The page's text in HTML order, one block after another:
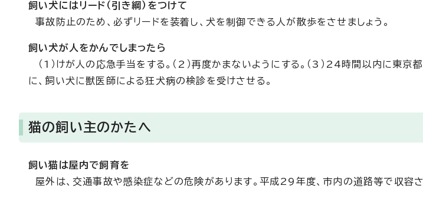
飼い犬にはリード（引き綱）をつけて
事故防止のため、必ずリードを装着し、犬を制御できる人が散歩をさせましょう。
飼い犬が人をかんでしまったら
（1）けが人の応急手当をする。（2）再度かまないようにする。（3）24時間以内に
に、飼い犬に獣医師による狂犬病の検診を受けさせる。
猫の飼い主のかたへ
飼い猫は屋内で飼育を
屋外は、交通事故や感染症などの危険があります。平成29年度、市内の道路等で収容